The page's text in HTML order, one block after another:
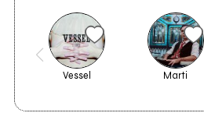
Vessel Marti